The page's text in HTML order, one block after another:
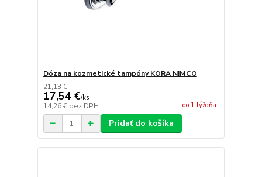
Dóza na kozmetické tampóny KORA NIMCO
21,13 €
17,54 €/ks
14,26 € bez DPH do 1 týždňa
Pridať do košíka